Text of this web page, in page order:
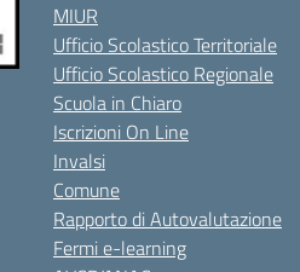
MIUR
Ufficio Scolastico Territoriale
Ufficio Scolastico Regionale
Scuola in Chiaro
Iscrizioni On Line
Invalsi
Comune
Rapporto di Autovalutazione
Fermi e-learning